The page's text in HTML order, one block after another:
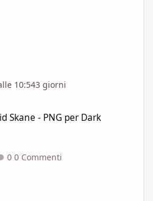
10:543 giorni
Skane - PNG per Dark
0 Commenti